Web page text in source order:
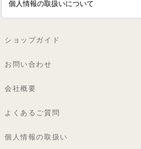
個人情報の取扱いについて
ショップガイド
お問い合わせ
会社概要
よくあるご質問
個人情報の取扱い